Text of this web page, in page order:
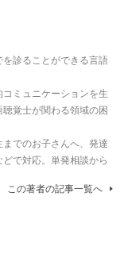
診ることができる言語
ミュニケーションを生
覚士が関わる領域の困
でのお子さんへ、発達
で対応。単発相談から
この著者の記事一覧へ